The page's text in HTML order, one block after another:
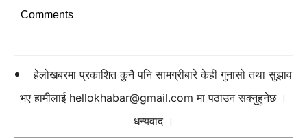
Comments
हेलोखबरमा प्रकाशित कुनै पनि सामग्रीबारे केही गुनासो तथा सुझाव
भए हामीलाई hellokhabar@gmail.com मा पठाउन सक्नुहुनेछ ।
धन्यवाद ।